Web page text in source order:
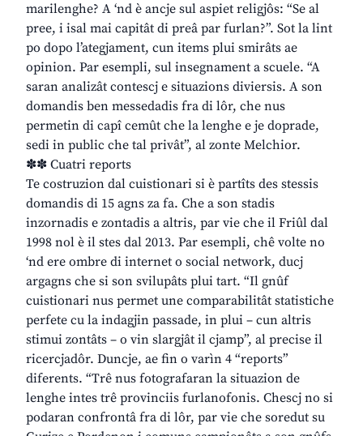
marilenghe? A ‘nd è ancje sul aspiet religjôs: “Se al
pree, i isal mai capitât di preâ par furlan?”. Sot la lint
po dopo l’ategjament, cun items plui smirâts ae
opinion. Par esempli, sul insegnament a scuele. “A
saran analizât contescj e situazions diviersis. A son
domandis ben messedadis fra di lôr, che nus
permetin di capî cemût che la lenghe e je doprade,
sedi in public che tal privât”, al zonte Melchior.
✽✽ Cuatri reports
Te costruzion dal cuistionari si è partîts des stessis
domandis di 15 agns za fa. Che a son stadis
inzornadis e zontadis a altris, par vie che il Friûl dal
1998 nol è il stes dal 2013. Par esempli, chê volte no
‘nd ere ombre di internet o social network, ducj
argagns che si son svilupâts plui tart. “Il gnûf
cuistionari nus permet une comparabilitât statistiche
perfete cu la indagjin passade, in plui – cun altris
stimui zontâts – o vin slargjât il cjamp”, al precise il
ricercjadôr. Duncje, ae fin o varìn 4 “reports”
diferents. “Trê nus fotografaran la situazion de
lenghe intes trê provinciis furlanofonis. Chescj no si
podaran confrontâ fra di lôr, par vie che soredut su